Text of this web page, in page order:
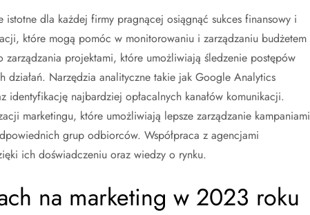
dla każdej firmy pragnącej osiągnąć sukces finansowy i
które mogą pomóc w monitorowaniu i zarządzaniu budżetem
projektami, które umożliwiają śledzenie postępów
działań. Narzędzia analityczne takie jak Google Analytics
najbardziej opłacalnych kanałów komunikacji.
marketingu, które umożliwiają lepsze zarządzanie kampaniami
grup odbiorców. Współpraca z agencjami
ich doświadczeniu oraz wiedzy o rynku.
na marketing w 2023 roku